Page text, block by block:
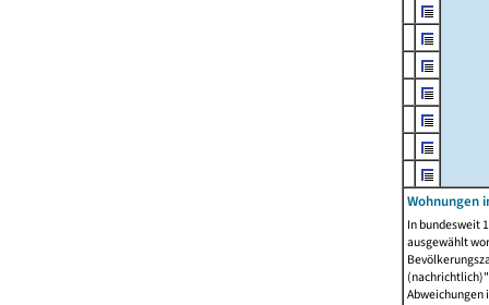
Wohnungen
In bundesweit
ausgewählt
Abweichungen